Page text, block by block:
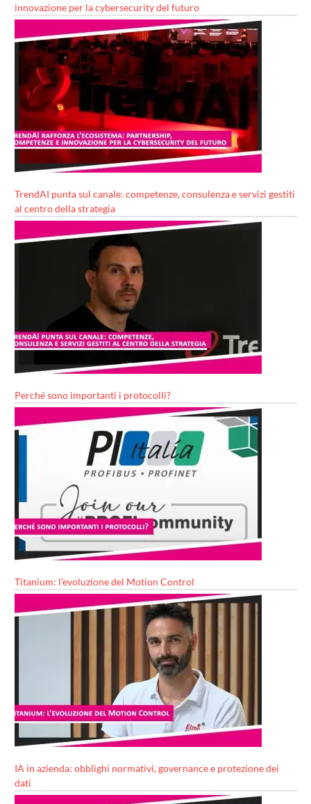
innovazione per la cybersecurity del futuro
TrendAI punta sul canale: competenze, consulenza e servizi gestiti
al centro della strategia
Perché sono importanti i protocolli?
Titanium: l’evoluzione del Motion Control
IA in azienda: obblighi normativi, governance e protezione dei
dati